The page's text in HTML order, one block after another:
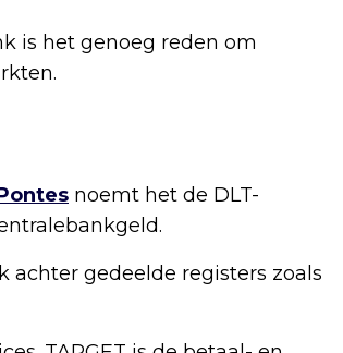
is het genoeg reden om
noemt het de DLT-
achter gedeelde registers zoals